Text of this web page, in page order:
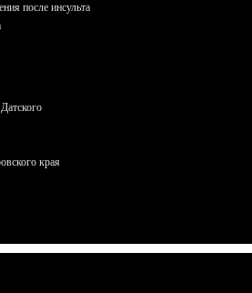
после инсульта
края